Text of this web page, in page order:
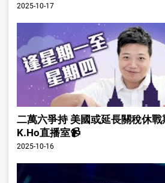
2025-10-17
二萬六爭持 美國或延長關稅休戰
K.Ho直播室📹
2025-10-16